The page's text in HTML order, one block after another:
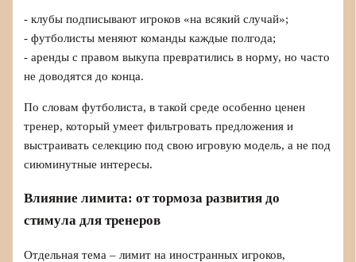
- клубы подписывают игроков «на всякий случай»;
- футболисты меняют команды каждые полгода;
- аренды с правом выкупа превратились в норму, но часто
не доводятся до конца.
По словам футболиста, в такой среде особенно ценен
тренер, который умеет фильтровать предложения и
выстраивать селекцию под свою игровую модель, а не под
сиюминутные интересы.
Влияние лимита: от тормоза развития до
стимула для тренеров
Отдельная тема – лимит на иностранных игроков,